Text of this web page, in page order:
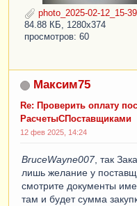
photo_2025-02-12_15-
84.88 КБ, 1280x374
просмотров: 60
Максим75
Re: Проверить оплату
РасчетыСПоставщиками
12 фев 2025, 14:24
BruceWayne007, так
лишь желание у
смотрите документы
там и будет сумма